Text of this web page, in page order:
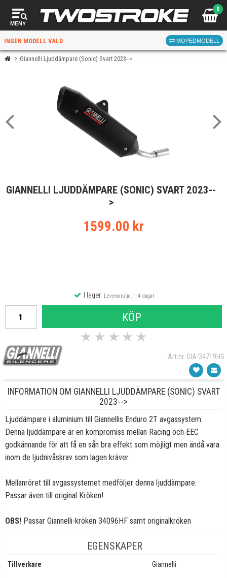
MENY
0
INGEN MODELL VALD MOPEDMODELL
VÄLJ MOPED
När du valt kommer butiken visa delar för vald moped
och universella produkter.
Giannelli Ljuddämpare (Sonic) Svart 2023-->
GIANNELLI LJUDDÄMPARE (SONIC) SVART 2023--
>
1599.00 kr
I lagerLeveranstid: 1-4 dagar
KÖP
★ ★ ★ ★ ★
Art.nr. GIA-34719HS
INFORMATION OM GIANNELLI LJUDDÄMPARE (SONIC) SVART
2023-->
Ljuddämpare i aluminium till Giannellis Enduro 2T avgassystem.
Denna ljuddämpare är en kompromiss mellan Racing och EEC
godkännande för att få en sån bra effekt som möjligt men ändå vara
inom de ljudnivåskrav som lagen kräver
Mellanröret till avgassystemet medföljer denna ljuddämpare.
Passar även till original Kröken!
OBS! Passar Giannelli-kröken 34096HF samt originalkröken
EGENSKAPER
Tillverkare Giannelli